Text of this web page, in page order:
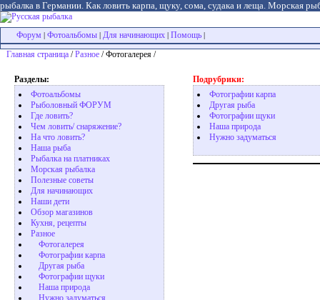
рыбалка в Германии. Как ловить карпа, щуку, сома, судака и леща. Морская
Форум Фотоальбомы Для начинающих Помощь
Главная страница /Разное / Фотогалерея /
Разделы:
Фотоальбомы
Рыболовный ФОРУМ
Где ловить?
Чем ловить/ снаряжение?
На что ловить?
Наша рыба
Рыбалка на платниках
Морская рыбалка
Полезные советы
Для начинающих
Наши дети
Обзор магазинов
Кухня, рецепты
Разное
Фотогалерея
Фотографии карпа
Другая рыба
Фотографии щуки
Наша природа
Нужно задуматься
Подрубрики:
Фотографии карпа
Другая рыба
Фотографии щуки
Наша природа
Нужно задуматься